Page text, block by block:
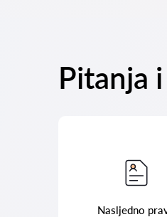
Pitanja
Nasljedno